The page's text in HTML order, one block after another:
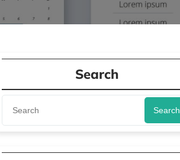
Search
Search